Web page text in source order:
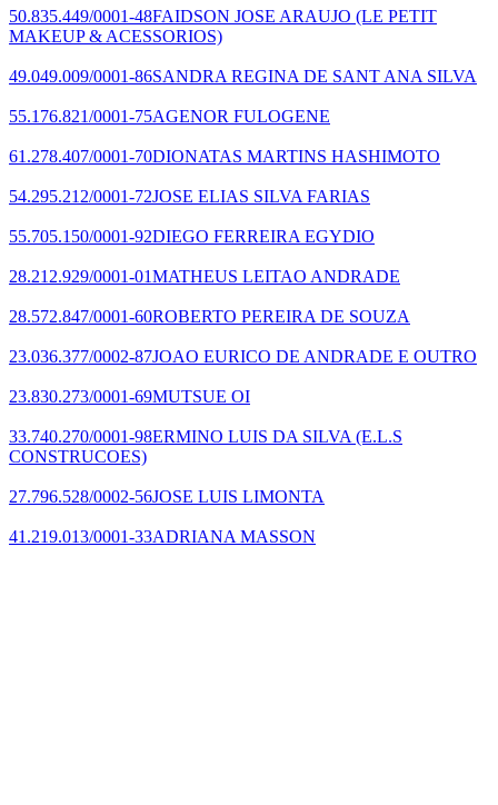
50.835.449/0001-48FAIDSON JOSE ARAUJO (LE PETIT
MAKEUP & ACESSORIOS)
49.049.009/0001-86SANDRA REGINA DE SANT ANA SILVA
55.176.821/0001-75AGENOR FULOGENE
61.278.407/0001-70DIONATAS MARTINS HASHIMOTO
54.295.212/0001-72JOSE ELIAS SILVA FARIAS
55.705.150/0001-92DIEGO FERREIRA EGYDIO
28.212.929/0001-01MATHEUS LEITAO ANDRADE
28.572.847/0001-60ROBERTO PEREIRA DE SOUZA
23.036.377/0002-87JOAO EURICO DE ANDRADE E OUTRO
23.830.273/0001-69MUTSUE OI
33.740.270/0001-98ERMINO LUIS DA SILVA (E.L.S
CONSTRUCOES)
27.796.528/0002-56JOSE LUIS LIMONTA
41.219.013/0001-33ADRIANA MASSON